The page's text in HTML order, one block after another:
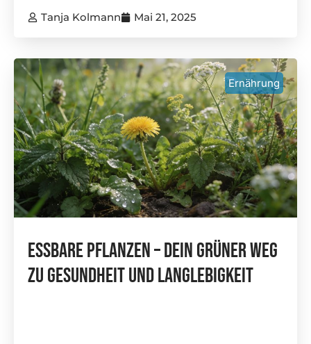
Tanja Kolmann Mai 21, 2025
Ernährung
Essbare Pflanzen – Dein Grüner Weg
Zu Gesundheit Und Langlebigkeit